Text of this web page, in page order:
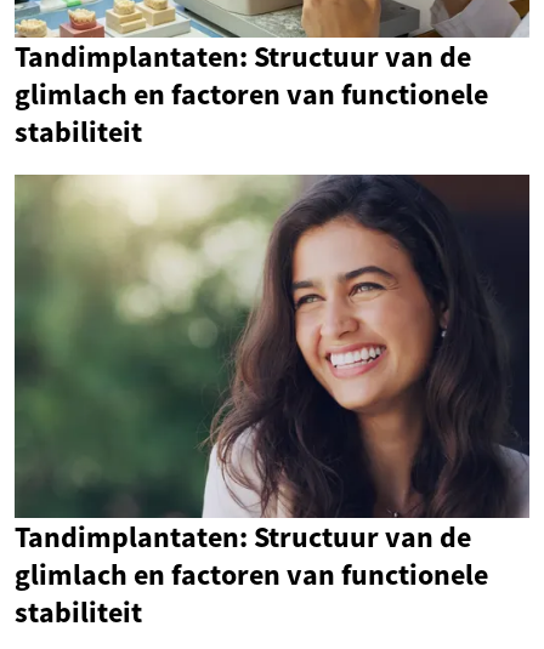
Tandimplantaten: Structuur van de
glimlach en factoren van functionele
stabiliteit
Tandimplantaten: Structuur van de
glimlach en factoren van functionele
stabiliteit